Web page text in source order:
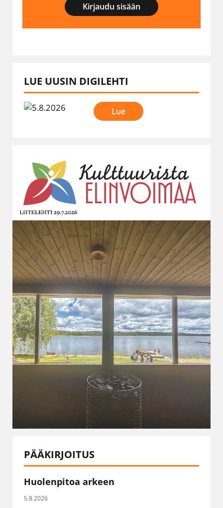
Kirjaudu sisään
LUE UUSIN DIGILEHTI
Lue
PÄÄKIRJOITUS
Huolenpitoa arkeen
5.8.2026